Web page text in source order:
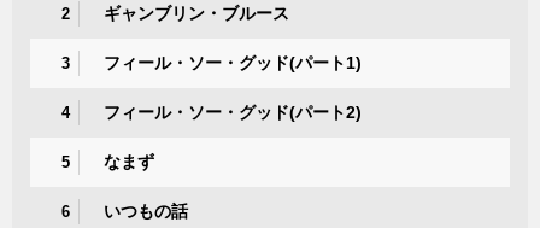
2 ギャンブリン・ブルース
3 フィール・ソー・グッド(パート1)
4 フィール・ソー・グッド(パート2)
5 なまず
6 いつもの話